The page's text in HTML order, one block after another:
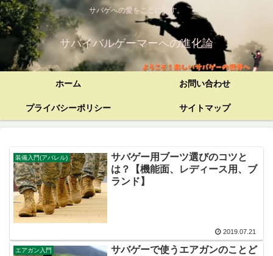
サバゲへの愛をここに記す。
サバイバルゲーマーへの進化論
ホーム お問い合わせ
プライバシーポリシー サイトマップ
装備入門(アパレル)
サバゲー用ブーツ選びのコツと
は？【機能面、レディース用、ブ
ランド】
2019.07.21
エアガン入門
サバゲーで使うエアガンのことど